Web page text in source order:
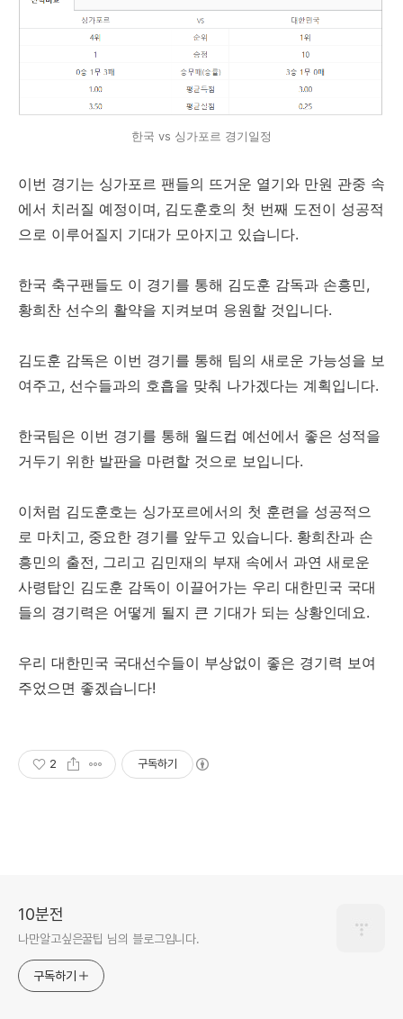
한국 vs 싱가포르 경기일정
이번 경기는 싱가포르 팬들의 뜨거운 열기와 만원 관중 속
에서 치러질 예정이며, 김도훈호의 첫 번째 도전이 성공적
으로 이루어질지 기대가 모아지고 있습니다.
한국 축구팬들도 이 경기를 통해 김도훈 감독과 손흥민,
황희찬 선수의 활약을 지켜보며 응원할 것입니다.
김도훈 감독은 이번 경기를 통해 팀의 새로운 가능성을 보
여주고, 선수들과의 호흡을 맞춰 나가겠다는 계획입니다.
한국팀은 이번 경기를 통해 월드컵 예선에서 좋은 성적을
거두기 위한 발판을 마련할 것으로 보입니다.
이처럼 김도훈호는 싱가포르에서의 첫 훈련을 성공적으
로 마치고, 중요한 경기를 앞두고 있습니다. 황희찬과 손
흥민의 출전, 그리고 김민재의 부재 속에서 과연 새로운
사령탑인 김도훈 감독이 이끌어가는 우리 대한민국 국대
들의 경기력은 어떻게 될지 큰 기대가 되는 상황인데요.
우리 대한민국 국대선수들이 부상없이 좋은 경기력 보여
주었으면 좋겠습니다!
2 구독하기
10분전
나만알고싶은꿀팁 님의 블로그입니다.
구독하기